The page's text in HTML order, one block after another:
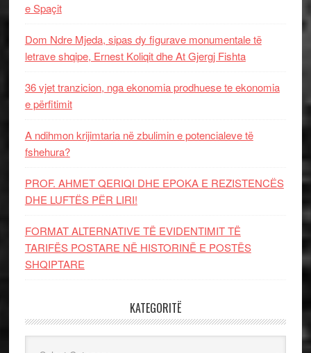
e Spaçit
Dom Ndre Mjeda, sipas dy figurave monumentale të
letrave shqipe, Ernest Koliqit dhe At Gjergj Fishta
36 vjet tranzicion, nga ekonomia prodhuese te ekonomia
e përfitimit
A ndihmon krijimtaria në zbulimin e potencialeve të
fshehura?
PROF. AHMET QERIQI DHE EPOKA E REZISTENCЁS
DHE LUFTЁS PЁR LIRI!
FORMAT ALTERNATIVE TË EVIDENTIMIT TË
TARIFËS POSTARE NË HISTORINË E POSTËS
SHQIPTARE
KATEGORITË